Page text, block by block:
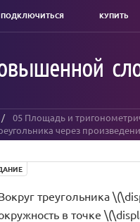
КУПИТЬ
05 Площадь и
через
треугольника
в точке